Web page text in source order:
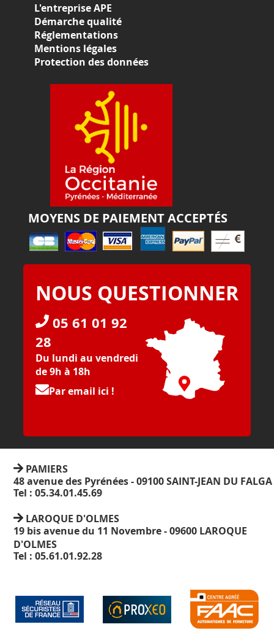
L'entreprise APE
Démarche qualité
Réglementations
Mentions légales
Protection des données
MOYENS DE PAIEMENT ACCEPTÉS
NOUS QUESTIONNER
05 61 01 92
28
Du lundi au vendredi
de 9h à 18h
Par email ici !
PAMIERS
48 avenue des Pyrénées - 09100 SAINT-JEAN DU FALGA
Tel : 05.34.01.45.69
LAROQUE D'OLMES
19 bis avenue du 11 Novembre - 09600 LAROQUE
D'OLMES
Tel : 05.61.01.92.28